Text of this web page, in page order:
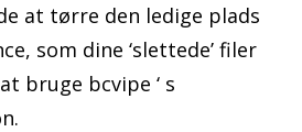
at tørre den ledige plads
som dine ‘slettede’ filer
bruge bcvipe ‘ s